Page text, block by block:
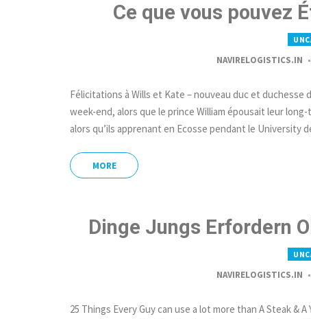
Ce que vous pouvez
NAVIRELOGISTICS.IN
Félicitations à Wills et Kate – nouveau duc et duchesse
week-end, alors que le prince William épousait leur
alors qu’ils apprenant en Ecosse pendant le University
MORE
Dinge Jungs Erfordern
NAVIRELOGISTICS.IN
25 Things Every Guy can use a lot more than A Steak &